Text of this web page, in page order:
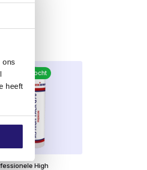
ons
heeft
De
als de doe-het-
verkocht
High